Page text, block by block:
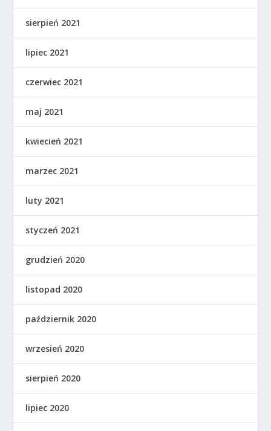
sierpień 2021
lipiec 2021
czerwiec 2021
maj 2021
kwiecień 2021
marzec 2021
luty 2021
styczeń 2021
grudzień 2020
listopad 2020
październik 2020
wrzesień 2020
sierpień 2020
lipiec 2020